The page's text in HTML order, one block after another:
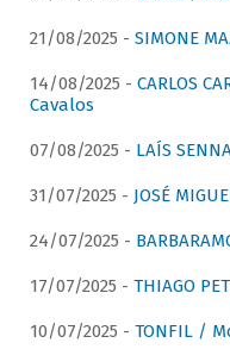
21/08/2025 - SIMONE
14/08/2025 - CARLOS
Cavalos
07/08/2025 - LAÍS
31/07/2025 - JOSÉ
24/07/2025 -
17/07/2025 - THIAGO
10/07/2025 - TONFIL /